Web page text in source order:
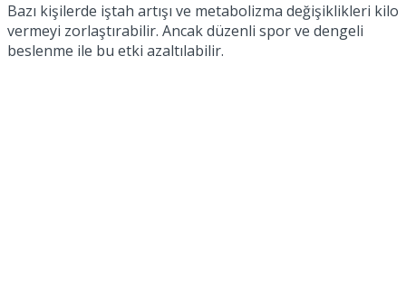
Bazı kişilerde iştah artışı ve metabolizma değişiklikleri kilo
vermeyi zorlaştırabilir. Ancak düzenli spor ve dengeli
beslenme ile bu etki azaltılabilir.